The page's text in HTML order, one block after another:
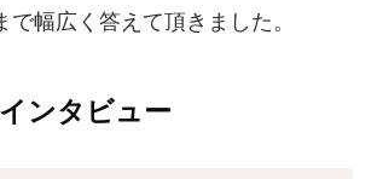
で幅広く答えて頂きました。
ンタビュー